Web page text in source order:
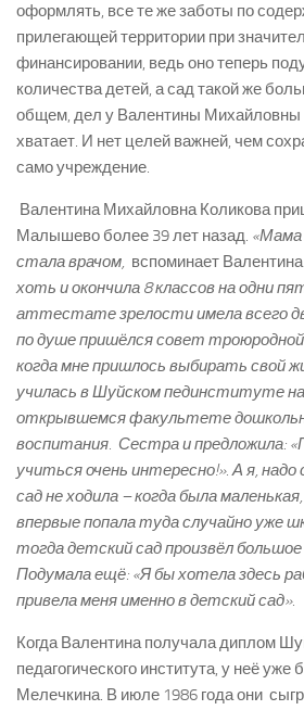
оформлять, все те же заботы по
прилегающей территории при
финансировании, ведь оно теперь
количества детей, а сад такой же
общем, дел у Валентины Михайловны
хватает. И нет целей важней, чем
само учреждение.
Валентина Михайловна Коликова
Малышево более 39 лет назад.
стала врачом,
вспоминает
хоть и окончила 8 классов на одни
аттестате зрелости имела всего
по душе пришёлся совет
когда мне пришлось выбирать свой
училась в Шуйском пединституте
открывшемся факультете
воспитания. Сестра и предложила:
учиться очень интересно!». А я, надо
сад не ходила – когда была
впервые попала туда случайно уже
тогда детский сад произвёл
Подумала ещё: «Я бы хотела здесь
привела меня именно в детский сад».
Когда Валентина получала диплом
педагогического института, у неё уже
Мелечкина. В июле 1986 года они